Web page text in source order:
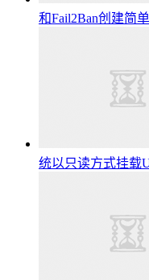
和Fail2Ban创建简
统以只读方式挂载